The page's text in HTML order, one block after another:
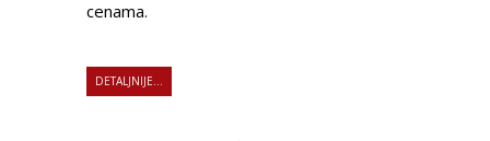
cenama.
DETALJNIJE...